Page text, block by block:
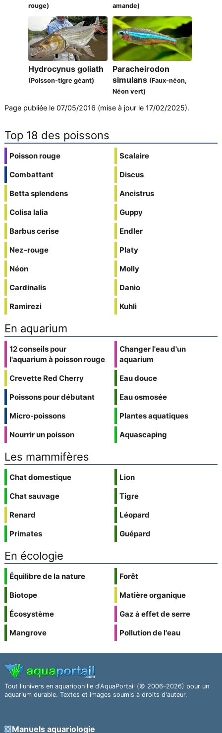
rouge)
amande)
Hydrocynus goliath
(Poisson-tigre géant)
Paracheirodon
simulans (Faux-néon,
Néon vert)
Page publiée le 07/05/2016 (mise à jour le 17/02/2025).
Top 18 des poissons
Poisson rouge
Combattant
Betta splendens
Colisa lalia
Barbus cerise
Nez-rouge
Néon
Cardinalis
Ramirezi
Scalaire
Discus
Ancistrus
Guppy
Endler
Platy
Molly
Danio
Kuhli
En aquarium
12 conseils pour
l'aquarium à poisson rouge
Crevette Red Cherry
Poissons pour débutant
Micro-poissons
Nourrir un poisson
Changer l'eau d'un
aquarium
Eau douce
Eau osmosée
Plantes aquatiques
Aquascaping
Les mammifères
Chat domestique
Chat sauvage
Renard
Primates
Lion
Tigre
Léopard
Guépard
En écologie
Équilibre de la nature
Biotope
Écosystème
Mangrove
Forêt
Matière organique
Gaz à effet de serre
Pollution de l'eau
Tout l'univers en aquariophilie d'AquaPortail (© 2006–2026) pour un
aquarium durable. Textes et images soumis à droits d'auteur.
Manuels aquariologie